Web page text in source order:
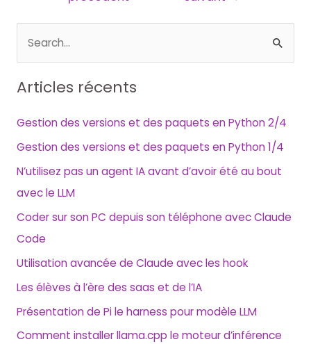
l’article
e
r
:
Articles récents
Gestion des versions et des paquets en Python 2/4
Gestion des versions et des paquets en Python 1/4
N’utilisez pas un agent IA avant d’avoir été au bout
avec le LLM
Coder sur son PC depuis son téléphone avec Claude
Code
Utilisation avancée de Claude avec les hook
Les élèves à l’ère des saas et de l’IA
Présentation de Pi le harness pour modèle LLM
Comment installer llama.cpp le moteur d’inférence